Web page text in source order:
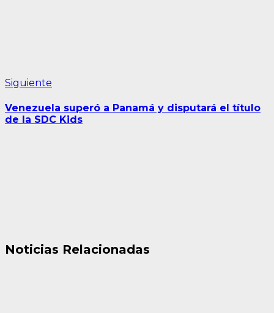
Siguiente
Venezuela superó a Panamá y disputará el título
de la SDC Kids
Noticias Relacionadas